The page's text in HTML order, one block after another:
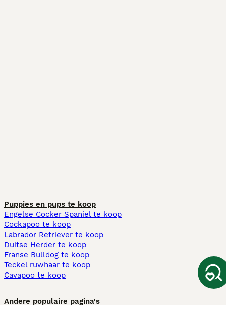
Puppies en pups te koop
Engelse Cocker Spaniel te koop
Cockapoo te koop
Labrador Retriever te koop
Duitse Herder te koop
Franse Bulldog te koop
Teckel ruwhaar te koop
Cavapoo te koop
Andere populaire pagina's